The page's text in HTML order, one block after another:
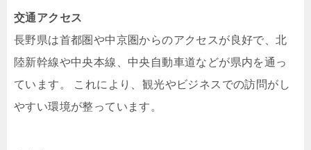
交通アクセス
長野県は首都圏や中京圏からのアクセスが良好で、北
陸新幹線や中央本線、中央自動車道などが県内を通っ
ています。 ​これにより、観光やビジネスでの訪問がし
やすい環境が整っています。